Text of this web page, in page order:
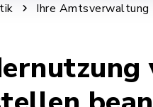
Ihre Amtsverwaltung